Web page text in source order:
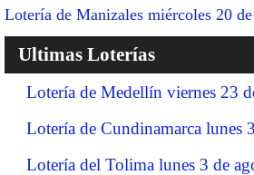
Lotería de Manizales miércoles 20
Ultimas Loterías
Lotería de Medellín viernes 23
Lotería de Cundinamarca lunes
Lotería del Tolima lunes 3 de